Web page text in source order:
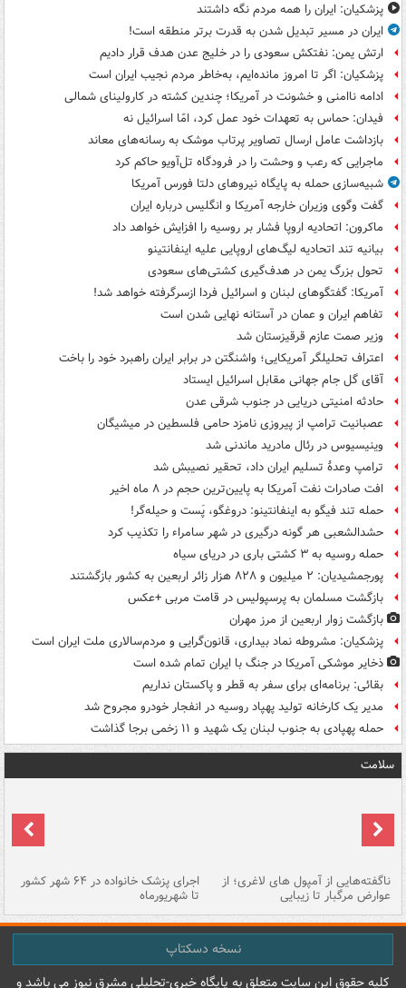
پزشکیان: ایران را همه مردم نگه داشتند
ایران در مسیر تبدیل شدن به قدرت برتر منطقه است!
ارتش یمن: نفتکش سعودی را در خلیج عدن هدف قرار دادیم
پزشکیان: اگر تا امروز مانده‌ایم، به‌خاطر مردم نجیب ایران است
ادامه ناامنی و خشونت در آمریکا؛ چندین کشته در کارولینای شمالی
فیدان: حماس به تعهدات خود عمل کرد، امّا اسرائیل نه
بازداشت عامل ارسال تصاویر پرتاب موشک به رسانه‌های معاند
ماجرایی که رعب و وحشت را در فرودگاه تل‌آویو حاکم کرد
شبیه‌سازی حمله به پایگاه نیروهای دلتا فورس آمریکا
گفت وگوی وزیران خارجه آمریکا و انگلیس درباره ایران
ماکرون: اتحادیه اروپا فشار بر روسیه را افزایش خواهد داد
بیانیه تند اتحادیه لیگ‌های اروپایی علیه اینفانتینو
تحول بزرگ یمن در هدف‌گیری کشتی‌های سعودی
آمریکا: گفتگوهای لبنان و اسرائیل فردا ازسرگرفته خواهد شد!
تفاهم ایران و عمان در آستانه نهایی شدن است
وزیر صمت عازم قرقیزستان شد
اعتراف تحلیلگر آمریکایی؛ واشنگتن در برابر ایران راهبرد خود را باخت
آقای گل جام جهانی مقابل اسرائیل ایستاد
حادثه امنیتی دریایی در جنوب شرقی عدن
عصبانیت ترامپ از پیروزی نامزد حامی فلسطین در میشیگان
وینیسیوس در رئال مادرید ماندنی شد
ترامپ وعدۀ تسلیم ایران داد، تحقیر نصیبش شد
افت صادرات نفت آمریکا به پایین‌ترین حجم در ۸ ماه اخیر
حمله تند فیگو به اینفانتینو: دروغگو، پَست‌ و حیله‌گر!
حشدالشعبی هر گونه درگیری در شهر سامراء را تکذیب کرد
حمله روسیه به ۳ کشتی باری در دریای سیاه
پورجمشیدیان: ۲ میلیون و ۸۲۸ هزار زائر اربعین به کشور بازگشتند
بازگشت مسلمان به پرسپولیس در قامت مربی +عکس
بازگشت زوار اربعین از مرز مهران
پزشکیان: مشروطه نماد بیداری، قانون‌گرایی و مردم‌سالاری ملت ایران است
ذخایر موشکی آمریکا در جنگ با ایران تمام شده است
بقائی: برنامه‌ای برای سفر به قطر و پاکستان نداریم
مدیر یک کارخانه تولید پهپاد روسیه در انفجار خودرو مجروح شد
حمله پهپادی به جنوب لبنان یک شهید و ۱۱ زخمی برجا گذاشت
سلامت
ناگفته‌هایی از آمپول های لاغری؛ از
عوارض مرگبار تا زیبایی
اجرای پزشک خانواده در ۶۴ شهر کشور
تا شهریورماه
نسخه دسکتاپ
کليه حقوق اين سايت متعلق به پایگاه خبري-تحليلي مشرق نيوز می باشد و